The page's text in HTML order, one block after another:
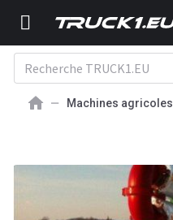
Machines agricoles